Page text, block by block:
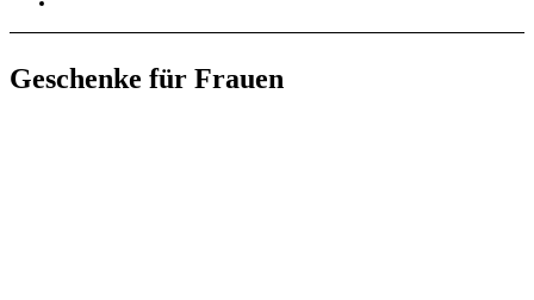
Geschenke für Frauen